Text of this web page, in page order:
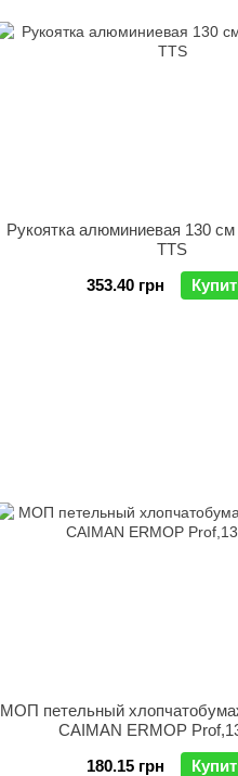
Рукоятка алюминиевая 130 см
ТТS
353.40 грн
МОП петельный
CAIMAN ERMOP
180.15 грн